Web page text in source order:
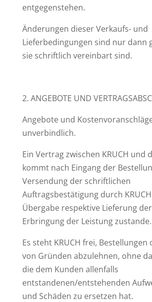
entgegenstehen.
Änderungen dieser Verkaufs- und
Lieferbedingungen sind nur dann
sie schriftlich vereinbart sind.
2. ANGEBOTE UND
Angebote und
unverbindlich.
Ein Vertrag zwischen KRUCH und
kommt nach Eingang der
Versendung der schriftlichen
Auftragsbestätigung durch
Übergabe respektive Lieferung
Erbringung der Leistung zustande.
Es steht KRUCH frei, Bestellungen
von Gründen abzulehnen, ohne
die dem Kunden allenfalls
entstandenen/entstehenden
und Schäden zu ersetzen hat.